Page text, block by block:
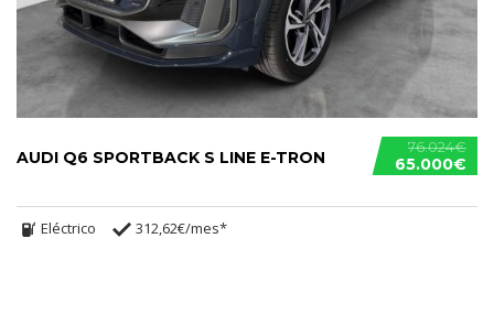
76.024€
65.000€
AUDI Q6 SPORTBACK S LINE E-TRON
Eléctrico 312,62€/mes*